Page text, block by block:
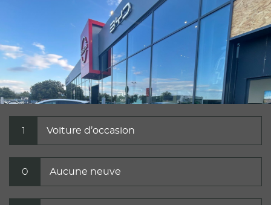
1 Voiture d’occasion
0 Aucune neuve